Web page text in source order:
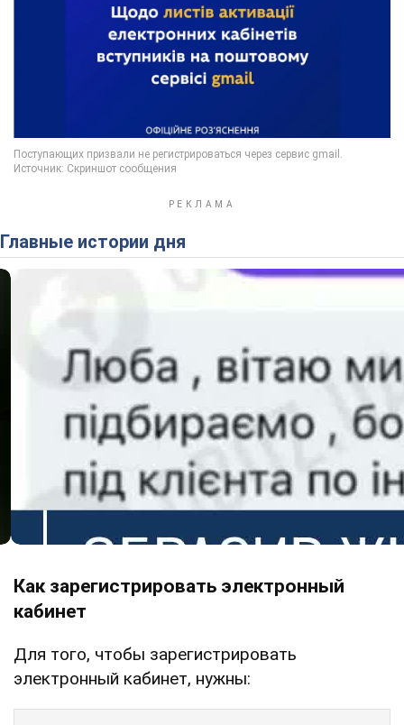
Главные истории дня
Как зарегистрировать электронный
кабинет
Для того, чтобы зарегистрировать
электронный кабинет, нужны: